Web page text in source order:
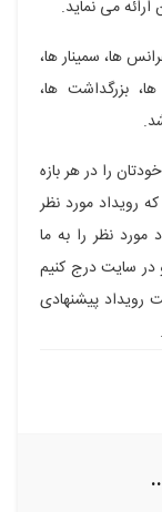
می نماید.
ها، سمینار ها،
بزرگداشت ها،
را در هر بازه
رویداد مورد نظر
نظر را به ما
در سایت درج کنیم
پیشنهادی